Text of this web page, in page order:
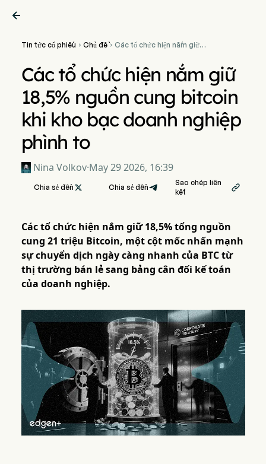

Tin tức cổ phiếu  Chủ đề Các tổ chức hiện nắm giữ
khi kho bạc doanh nghiệp
phình to
Các tổ chức hiện nắm giữ
18,5% nguồn cung bitcoin
khi kho bạc doanh nghiệp
phình to
Nina Volkov·May 29 2026, 16:39
Chia sẻ đến  Chia sẻ đến
Sao chép liên
kết

Các tổ chức hiện nắm giữ 18,5% tổng nguồn
cung 21 triệu Bitcoin, một cột mốc nhấn mạnh
sự chuyển dịch ngày càng nhanh của BTC từ
thị trường bán lẻ sang bảng cân đối kế toán
của doanh nghiệp.